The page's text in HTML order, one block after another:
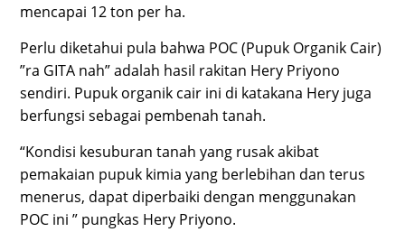
mencapai 12 ton per ha.
Perlu diketahui pula bahwa POC (Pupuk Organik Cair)
”ra GITA nah” adalah hasil rakitan Hery Priyono
sendiri. Pupuk organik cair ini di katakana Hery juga
berfungsi sebagai pembenah tanah.
“Kondisi kesuburan tanah yang rusak akibat
pemakaian pupuk kimia yang berlebihan dan terus
menerus, dapat diperbaiki dengan menggunakan
POC ini ” pungkas Hery Priyono.